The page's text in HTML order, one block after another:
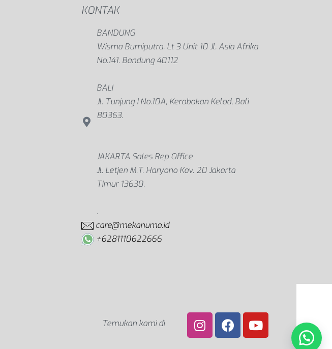
KONTAK
BANDUNG
Wisma Bumiputra. Lt 3 Unit 10 Jl. Asia Afrika
No.141. Bandung 40112
BALI
Jl. Tunjung I No.10A, Kerobokan Kelod, Bali
80363.
JAKARTA Sales Rep Office
Jl. Letjen M.T. Haryono Kav. 20 Jakarta
Timur 13630.
.
care@mekanuma.id
+6281110622666
Temukan kami di